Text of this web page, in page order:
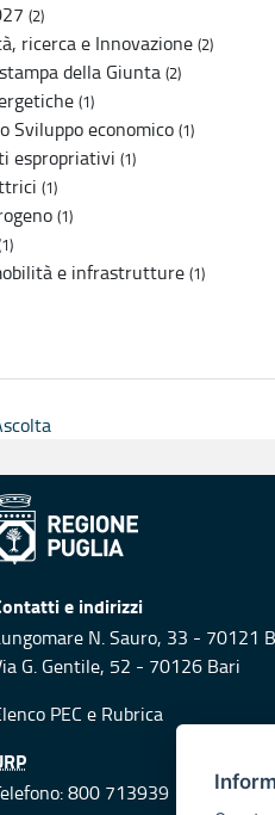
(2)
ricerca e Innovazione (2)
della Giunta (2)
(1)
Sviluppo economico (1)
espropriativi (1)
(1)
(1)
e infrastrutture (1)
e indirizzi
N. Sauro, 33 - 70121
G. Gentile, 52 - 70126 Bari
PEC e Rubrica
800 713939